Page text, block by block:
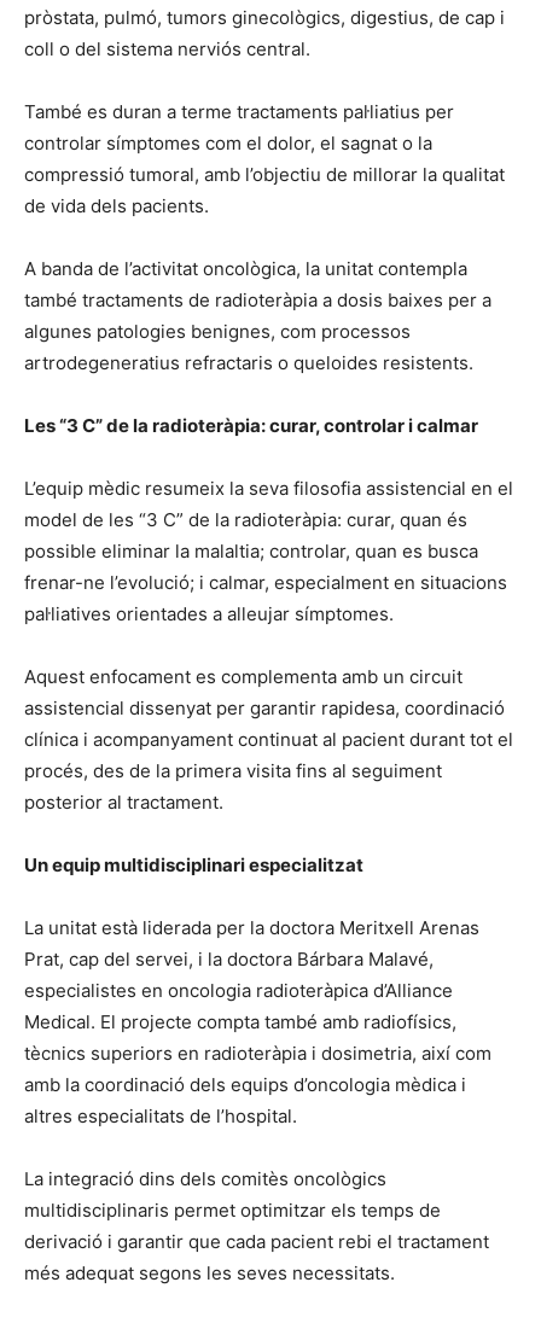
pròstata, pulmó, tumors ginecològics, digestius, de cap i
coll o del sistema nerviós central.
També es duran a terme tractaments pal·liatius per
controlar símptomes com el dolor, el sagnat o la
compressió tumoral, amb l’objectiu de millorar la qualitat
de vida dels pacients.
A banda de l’activitat oncològica, la unitat contempla
també tractaments de radioteràpia a dosis baixes per a
algunes patologies benignes, com processos
artrodegeneratius refractaris o queloides resistents.
Les “3 C” de la radioteràpia: curar, controlar i calmar
L’equip mèdic resumeix la seva filosofia assistencial en el
model de les “3 C” de la radioteràpia: curar, quan és
possible eliminar la malaltia; controlar, quan es busca
frenar-ne l’evolució; i calmar, especialment en situacions
pal·liatives orientades a alleujar símptomes.
Aquest enfocament es complementa amb un circuit
assistencial dissenyat per garantir rapidesa, coordinació
clínica i acompanyament continuat al pacient durant tot el
procés, des de la primera visita fins al seguiment
posterior al tractament.
Un equip multidisciplinari especialitzat
La unitat està liderada per la doctora Meritxell Arenas
Prat, cap del servei, i la doctora Bárbara Malavé,
especialistes en oncologia radioteràpica d’Alliance
Medical. El projecte compta també amb radiofísics,
tècnics superiors en radioteràpia i dosimetria, així com
amb la coordinació dels equips d’oncologia mèdica i
altres especialitats de l’hospital.
La integració dins dels comitès oncològics
multidisciplinaris permet optimitzar els temps de
derivació i garantir que cada pacient rebi el tractament
més adequat segons les seves necessitats.